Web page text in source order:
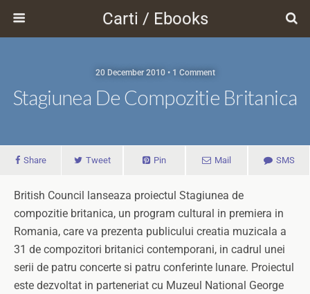
Carti / Ebooks
20 December 2010 • 1 Comment
Stagiunea De Compozitie Britanica
Share Tweet Pin Mail SMS
British Council lanseaza proiectul Stagiunea de
compozitie britanica, un program cultural in premiera in
Romania, care va prezenta publicului creatia muzicala a
31 de compozitori britanici contemporani, in cadrul unei
serii de patru concerte si patru conferinte lunare. Proiectul
este dezvoltat in parteneriat cu Muzeul National George